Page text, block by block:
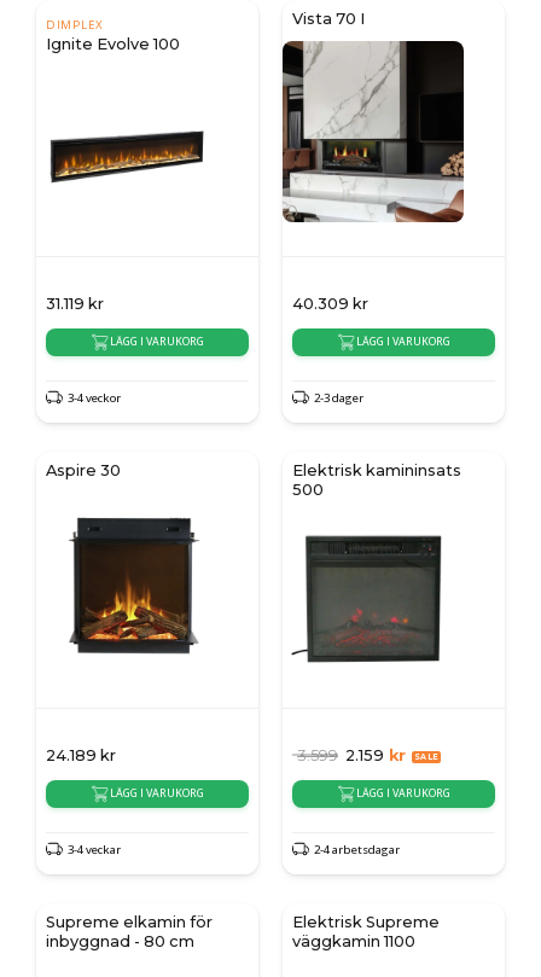
DIMPLEX
Ignite Evolve 100
31.119 kr
LÄGG I VARUKORG
3-4 veckor
Vista 70 I
40.309 kr
LÄGG I VARUKORG
2-3 dager
Aspire 30
24.189 kr
LÄGG I VARUKORG
3-4 veckar
Elektrisk kamininsats
500
3.599 2.159 kr
LÄGG I VARUKORG
2-4 arbetsdagar
Supreme elkamin för
inbyggnad - 80 cm
Elektrisk Supreme
väggkamin 1100